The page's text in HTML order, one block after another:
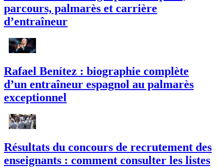
parcours, palmarès et carrière
d’entraîneur
Rafael Benítez : biographie complète
d’un entraîneur espagnol au palmarès
exceptionnel
Résultats du concours de recrutement des
enseignants : comment consulter les listes